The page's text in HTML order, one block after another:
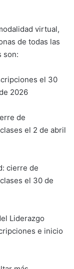
virtual,
de todas las
son:
el 30
2026
de
el 2 de abril
cierre de
el 30 de
Liderazgo
e inicio